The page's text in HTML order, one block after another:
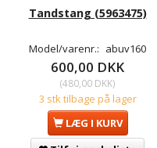
Tandstang (5963475)
Model/varenr.: abuv160
600,00 DKK
(480,00 DKK)
3 stk tilbage på lager
LÆG I KURV